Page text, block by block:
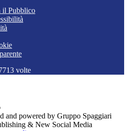
il Pubblico
volte
and powered by Gruppo Spaggiari
& New Social Media